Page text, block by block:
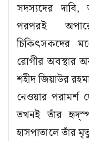
সদস্যদের
পরপরই
চিকিৎসকদের
রোগীর অবস্থার
শহীদ জিয়াউর
নেওয়ার পরামর্শ
তখনই তাঁর
হাসপাতালে তাঁর